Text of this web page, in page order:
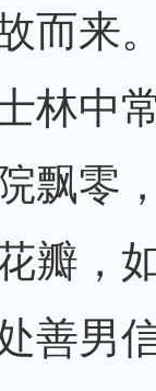
而来
林中
飘零
瓣，
善男